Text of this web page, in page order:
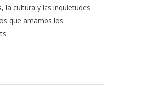
la cultura y las inquietudes
que amamos los